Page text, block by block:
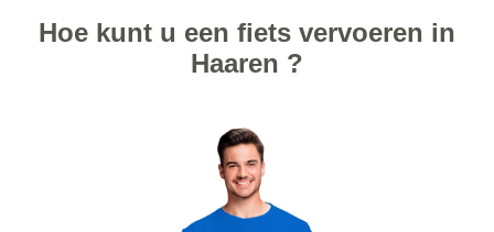
Hoe kunt u een fiets vervoeren in
Haaren ?